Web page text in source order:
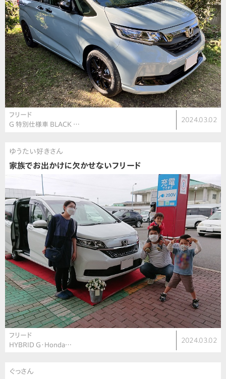
フリード
G 特別仕様車 BLACK …
2024.03.02
ゆうたい好きさん
家族でお出かけに欠かせないフリード
フリード
HYBRID G・Honda…
2024.03.02
ぐっさん